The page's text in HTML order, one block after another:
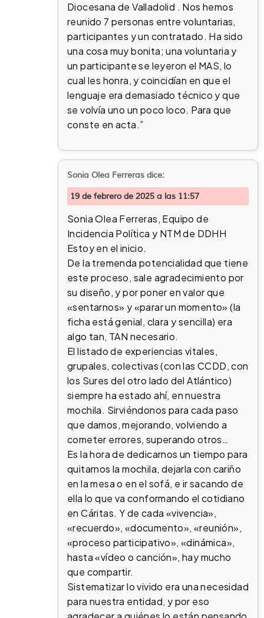
Diocesana de Valladolid . Nos hemos
reunido 7 personas entre voluntarias,
participantes y un contratado. Ha sido
una cosa muy bonita; una voluntaria y
un participante se leyeron el MAS, lo
cual les honra, y coincidían en que el
lenguaje era demasiado técnico y que
se volvía uno un poco loco. Para que
conste en acta.”
Sonia Olea Ferreras dice:
19 de febrero de 2025 a las 11:57
Sonia Olea Ferreras, Equipo de
Incidencia Política y NTM de DDHH
Estoy en el inicio.
De la tremenda potencialidad que tiene
este proceso, sale agradecimiento por
su diseño, y por poner en valor que
«sentarnos» y «parar un momento» (la
ficha está genial, clara y sencilla) era
algo tan, TAN necesario.
El listado de experiencias vitales,
grupales, colectivas (con las CCDD, con
los Sures del otro lado del Atlántico)
siempre ha estado ahí, en nuestra
mochila. Sirviéndonos para cada paso
que damos, mejorando, volviendo a
cometer errores, superando otros…
Es la hora de dedicarnos un tiempo para
quitarnos la mochila, dejarla con cariño
en la mesa o en el sofá, e ir sacando de
ella lo que va conformando el cotidiano
en Cáritas. Y de cada «vivencia»,
«recuerdo», «documento», «reunión»,
«proceso participativo», «dinámica»,
hasta «vídeo o canción», hay mucho
que compartir.
Sistematizar lo vivido era una necesidad
para nuestra entidad, y por eso